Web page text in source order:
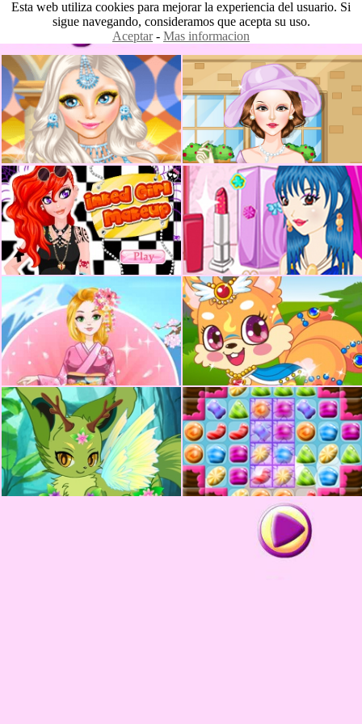
Esta web utiliza cookies para mejorar la experiencia del usuario. Si
sigue navegando, consideramos que acepta su uso.
Aceptar- Mas informacion